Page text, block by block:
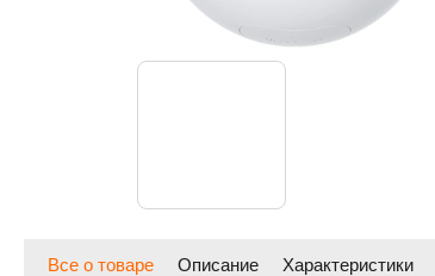
Все о товаре Описание Характеристики